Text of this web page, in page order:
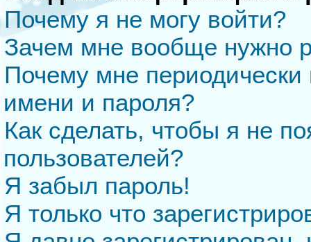
Почему я не могу войти?
Зачем мне вообще нужно
Почему мне периодически
имени и пароля?
Как сделать, чтобы я не
пользователей?
Я забыл пароль!
Я только что